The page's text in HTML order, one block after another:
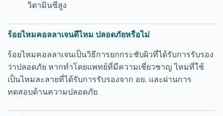
วิตามินซีสูง
ร้อยไหมคอลลาเจนดีไหม ปลอดภัยหรือไม่
ร้อยไหมคอลลาเจนเป็นวิธีการยกกระชับผิวที่ได้รับการรับรอง
ว่าปลอดภัย หากทำโดยแพทย์ที่มีความเชี่ยวชาญ ไหมที่ใช้
เป็นไหมละลายที่ได้รับการรับรองจาก อย. และผ่านการ
ทดสอบด้านความปลอดภัย